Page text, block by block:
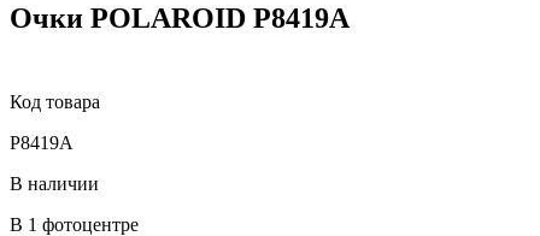
Очки POLAROID P8419A
Код товара
P8419A
В наличии
В 1 фотоцентре